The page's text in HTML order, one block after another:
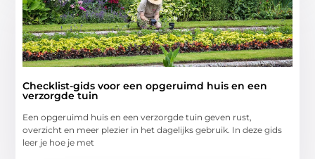
Checklist-gids voor een opgeruimd huis en een
verzorgde tuin
Een opgeruimd huis en een verzorgde tuin geven rust,
overzicht en meer plezier in het dagelijks gebruik. In deze gids
leer je hoe je met